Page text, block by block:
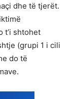
dhe të tjerët.
t’i shtohet
(grupi 1 i cili
do të